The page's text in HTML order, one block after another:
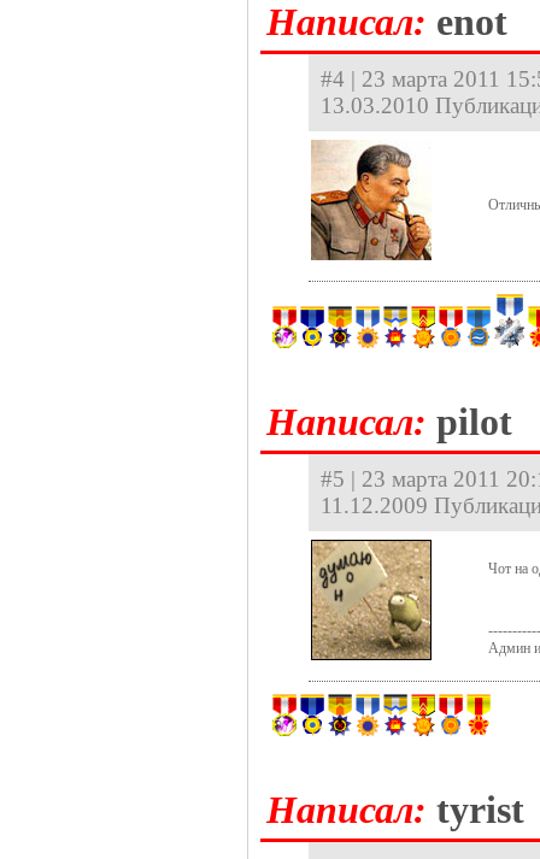
Hаписал: enot
#4 | 23 марта 2011
13.03.2010
Hаписал: pilot
#5 | 23 марта 2011
11.12.2009
Чот на
Админ
Hаписал: tyrist